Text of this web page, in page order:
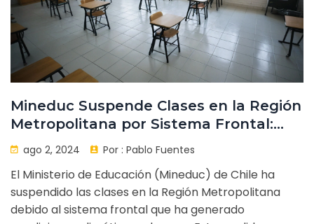
Mineduc Suspende Clases en la Región
Metropolitana por Sistema Frontal:
Medida de Seguridad
ago 2, 2024 Por : Pablo Fuentes
El Ministerio de Educación (Mineduc) de Chile ha
suspendido las clases en la Región Metropolitana
debido al sistema frontal que ha generado